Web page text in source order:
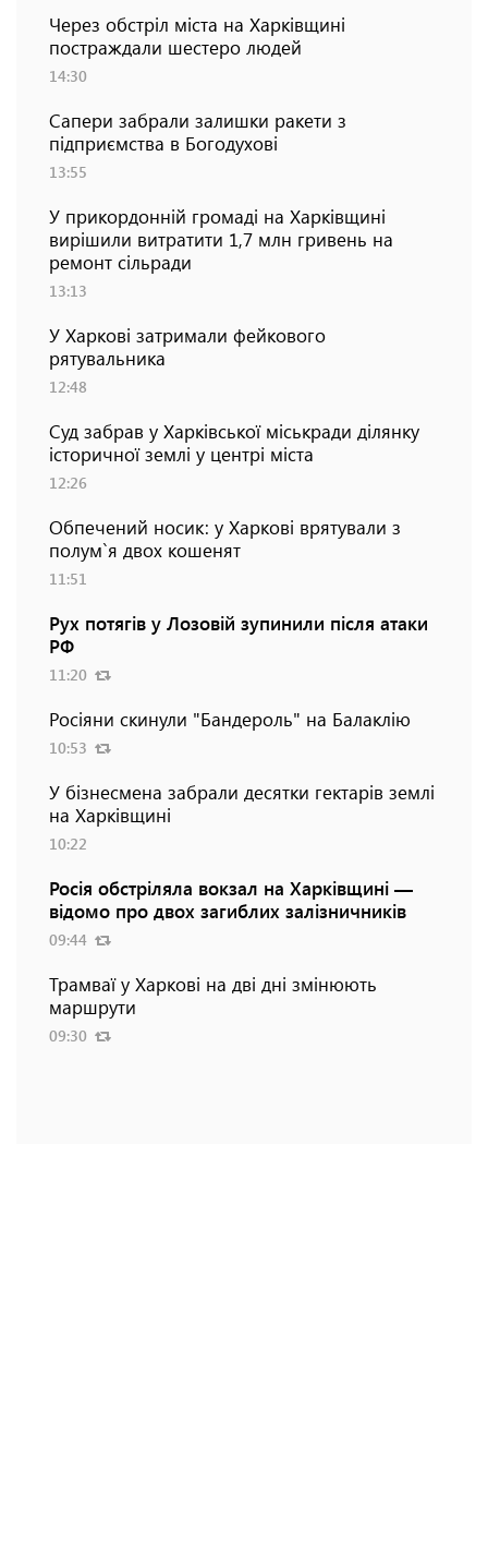
Через обстріл міста на Харківщині
постраждали шестеро людей
14:30
Сапери забрали залишки ракети з
підприємства в Богодухові
13:55
У прикордонній громаді на Харківщині
вирішили витратити 1,7 млн гривень на
ремонт сільради
13:13
У Харкові затримали фейкового
рятувальника
12:48
Суд забрав у Харківської міськради ділянку
історичної землі у центрі міста
12:26
Обпечений носик: у Харкові врятували з
полум`я двох кошенят
11:51
Рух потягів у Лозовій зупинили після атаки
РФ
11:20
Росіяни скинули "Бандероль" на Балаклію
10:53
У бізнесмена забрали десятки гектарів землі
на Харківщині
10:22
Росія обстріляла вокзал на Харківщині —
відомо про двох загиблих залізничників
09:44
Трамваї у Харкові на дві дні змінюють
маршрути
09:30